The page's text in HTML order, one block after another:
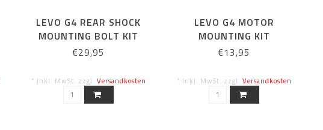
LEVO G4 REAR SHOCK
MOUNTING BOLT KIT
€29,95
* Inkl. MwSt. zzgl. Versandkosten
LEVO G4 MOTOR
MOUNTING KIT
€13,95
* Inkl. MwSt. zzgl. Versandkosten